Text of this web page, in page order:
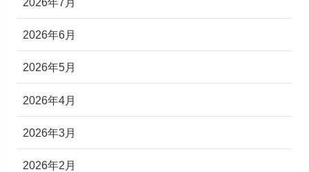
2026年6月
2026年5月
2026年4月
2026年3月
2026年2月